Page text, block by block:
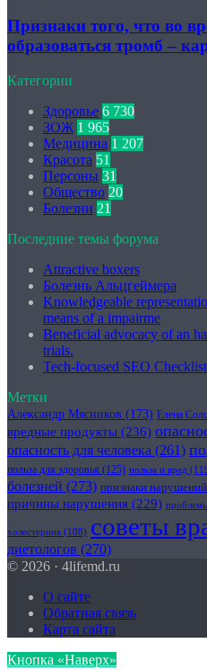
Признаки того, что во
образоваться тромб –
Категории
Здоровье 6 730
ЗОЖ 1 965
Медицина 1 207
Красота 51
Персоны 31
Общество 20
Болезни 21
Последние темы форума
Attractive boxers
Болезнь Альцгеймера
Knowledgeable
means of a impairme
Beneficial advocacy of an
trials.
Tech-focused SEO Checklist
Метки
Александр Мясников (173) Елена
вредные продукты (236)
опасность для человека (261)
польза для здоровья (125) польза и вред
болезней (273) признаки нарушений
причины нарушения (229)
холестерина (108) советы
диетологов (270)
© 2026 · 4lifemd.ru
О сайте
Обратная связь
Карта сайта
Кнопка «Наверх»